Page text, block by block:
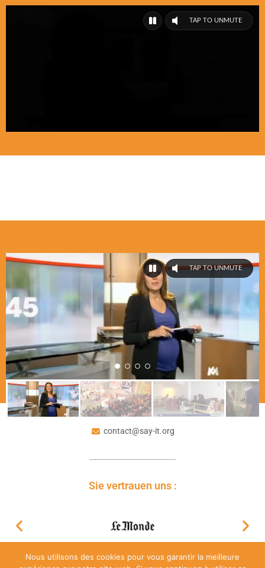
TAP TO UNMUTE
TAP TO UNMUTE
contact@say-it.org
Sie vertrauen uns :
Nous utilisons des cookies pour vous garantir la meilleure